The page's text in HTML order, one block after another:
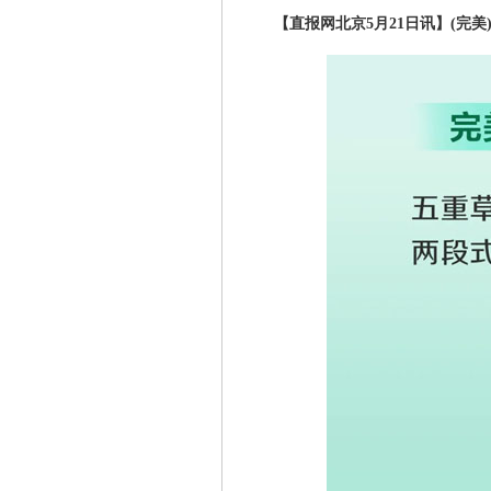
【直报网北京5月21日讯】(完美)